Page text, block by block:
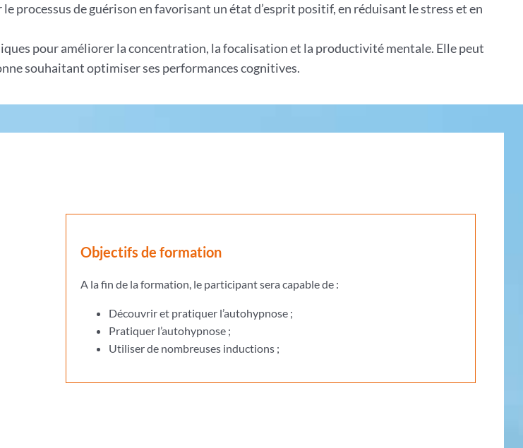
processus de guérison en favorisant un état d’esprit positif, en réduisant le stress et en
pour améliorer la concentration, la focalisation et la productivité mentale. Elle peut
souhaitant optimiser ses performances cognitives.
Objectifs de formation
A la fin de la formation, le participant sera capable de :
Découvrir et pratiquer l’autohypnose ;
Pratiquer l’autohypnose ;
Utiliser de nombreuses inductions ;